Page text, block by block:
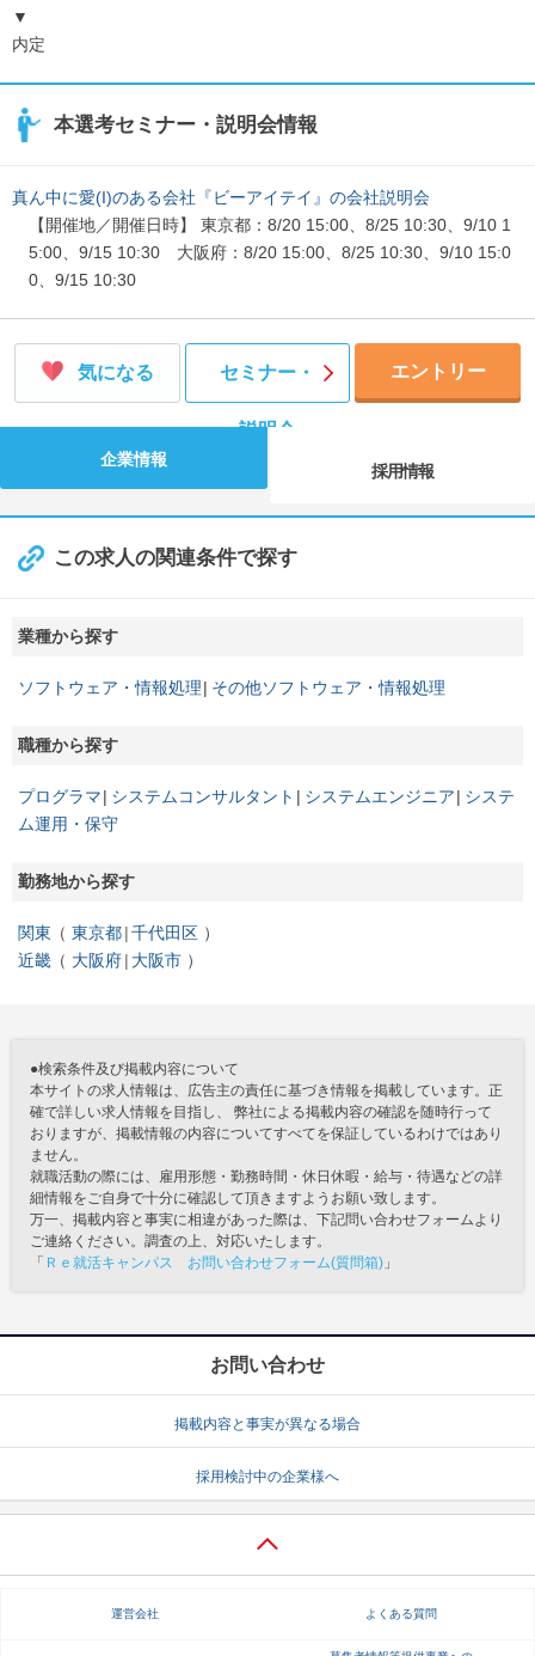
▼
内定
本選考セミナー・説明会情報
真ん中に愛(I)のある会社『ビーアイテイ』の会社説明会
【開催地／開催日時】 東京都：8/20 15:00、8/25 10:30、9/10 1
5:00、9/15 10:30 大阪府：8/20 15:00、8/25 10:30、9/10 15:0
0、9/15 10:30
気になる セミナー・
説明会
エントリー
企業情報
採用情報
この求人の関連条件で探す
業種から探す
ソフトウェア・情報処理 その他ソフトウェア・情報処理
職種から探す
プログラマ システムコンサルタント システムエンジニア
システ
ム運用・保守
勤務地から探す
関東 東京都 千代田区
近畿
大阪府 大阪市
●検索条件及び掲載内容について
本サイトの求人情報は、広告主の責任に基づき情報を掲載しています。正
確で詳しい求人情報を目指し、 弊社による掲載内容の確認を随時行って
おりますが、掲載情報の内容についてすべてを保証しているわけではあり
ません。
就職活動の際には、雇用形態・勤務時間・休日休暇・給与・待遇などの詳
細情報をご自身で十分に確認して頂きますようお願い致します。
万一、掲載内容と事実に相違があった際は、下記問い合わせフォームより
ご連絡ください。調査の上、対応いたします。
「 Ｒｅ就活キャンパス お問い合わせフォーム(質問箱) 」
お問い合わせ
掲載内容と事実が異なる場合
採用検討中の企業様へ
運営会社 よくある質問